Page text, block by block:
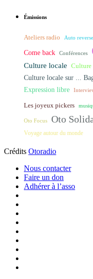
Émissions
Ateliers radio Auto reverse
Come back Conférences
Culture locale Culture
Culture locale sur ...
Expression libre
Les joyeux pickers
Oto Focus Oto
Voyage autour du monde
Crédits Otoradio
Nous contacter
Faire un don
Adhérer à l’asso